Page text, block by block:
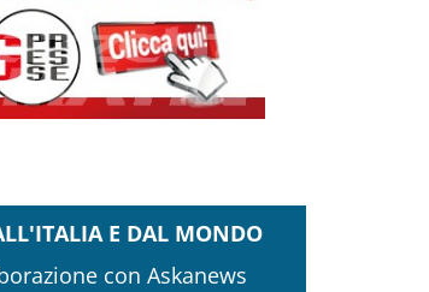
E DAL MONDO
con Askanews